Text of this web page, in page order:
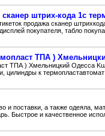
штрих-кода 1с
продажа сканер
покупателя, табло
ТПА )
ТПА ) Хмельницкий Одесса
цилиндры к
и поставки, а также одеяла,
Быстрое и качественное